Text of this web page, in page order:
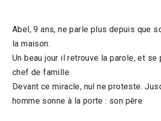
Abel, 9 ans, ne parle plus depuis que
la maison.
Un beau jour il retrouve la parole, et se
chef de famille.
Devant ce miracle, nul ne proteste.
homme sonne à la porte : son père